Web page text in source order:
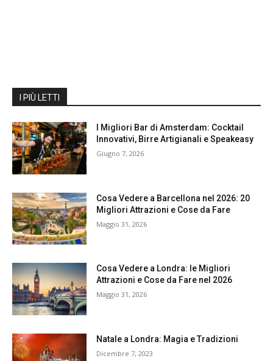
I PIÙ LETTI
I Migliori Bar di Amsterdam: Cocktail
Innovativi, Birre Artigianali e Speakeasy
Giugno 7, 2026
Cosa Vedere a Barcellona nel 2026: 20
Migliori Attrazioni e Cose da Fare
Maggio 31, 2026
Cosa Vedere a Londra: le Migliori
Attrazioni e Cose da Fare nel 2026
Maggio 31, 2026
Natale a Londra: Magia e Tradizioni
Dicembre 7, 2023